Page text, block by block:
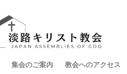
集会のご案内 教会へのアクセス